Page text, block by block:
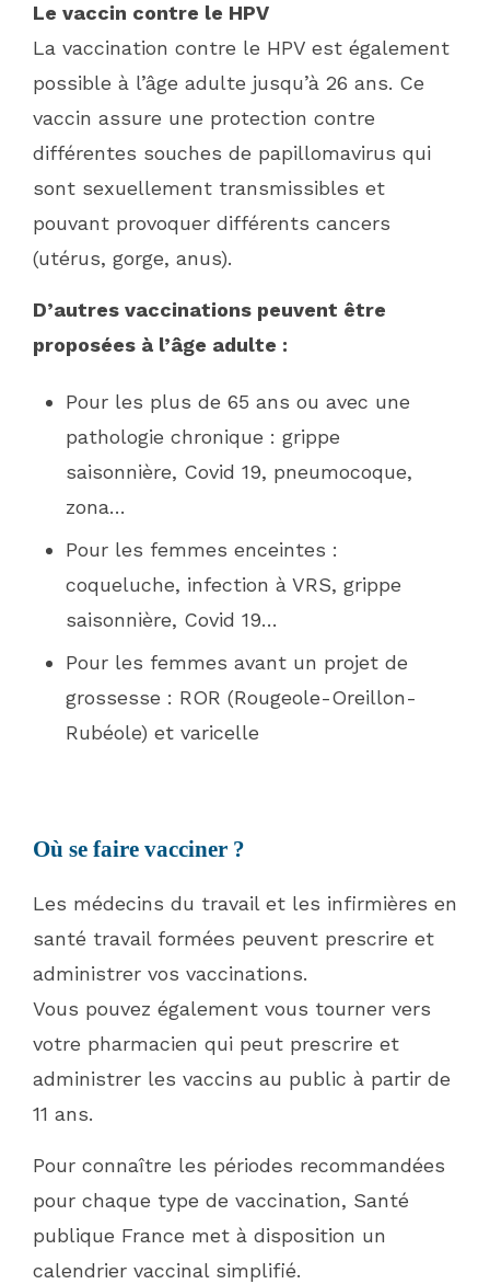
Le vaccin contre le HPV
La vaccination contre le HPV est également
possible à l’âge adulte jusqu’à 26 ans. Ce
vaccin assure une protection contre
différentes souches de papillomavirus qui
sont sexuellement transmissibles et
pouvant provoquer différents cancers
(utérus, gorge, anus).
D’autres vaccinations peuvent être
proposées à l’âge adulte :
Pour les plus de 65 ans ou avec une
pathologie chronique : grippe
saisonnière, Covid 19, pneumocoque,
zona…
Pour les femmes enceintes :
coqueluche, infection à VRS, grippe
saisonnière, Covid 19…
Pour les femmes avant un projet de
grossesse : ROR (Rougeole-Oreillon-
Rubéole) et varicelle
Où se faire vacciner ?
Les médecins du travail et les infirmières en
santé travail formées peuvent prescrire et
administrer vos vaccinations.
Vous pouvez également vous tourner vers
votre pharmacien qui peut prescrire et
administrer les vaccins au public à partir de
11 ans.
Pour connaître les périodes recommandées
pour chaque type de vaccination, Santé
publique France met à disposition un
calendrier vaccinal simplifié.